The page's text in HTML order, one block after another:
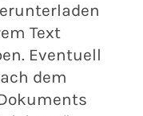
Text
Eventuell
dem